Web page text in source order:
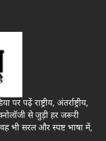
पढ़ें राष्ट्रीय, अंतर्राष्ट्रीय,
से जुड़ी हर जरूरी
भी सरल और स्पष्ट भाषा में,